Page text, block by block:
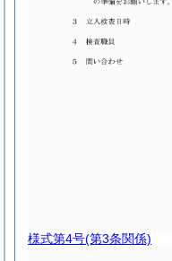
様式第4号(第3条関係)